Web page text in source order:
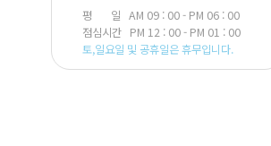
평 일 AM 09 : 00 - PM 06 : 00
점심시간 PM 12 : 00 - PM 01 : 00
토,일요일 및 공휴일은 휴무입니다.